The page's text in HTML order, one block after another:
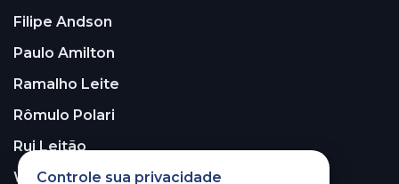
Filipe Andson
Paulo Amilton
Ramalho Leite
Rômulo Polari
Rui Leitão
Walter Santos
Controle sua privacidade